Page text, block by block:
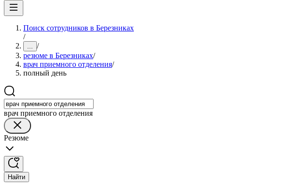
Поиск сотрудников в Березниках
/
... /
резюме в Березниках/
врач приемного отделения/
полный день
врач приемного отделения
Резюме
Найти